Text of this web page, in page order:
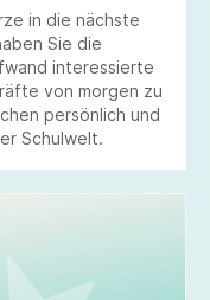
in die nächste
Sie die
interessierte
von morgen zu
persönlich und
Schulwelt.